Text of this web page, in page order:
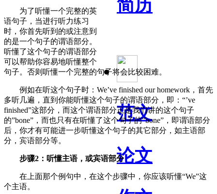
简历
范文
论文
为了听懂一个完整的英
语句子，当进行听力练习
时，你首先听到的或注意到
的是一个句子的谓语部分。
听懂了这个句子的谓语部分
可以帮助你容易地听懂整个
句子。否则听懂一个完整的句子将会比较困难。
例如在听这个句子时：We’ve finished our homework，首先
多听几遍，直到你能听懂这个句子的谓语部分，即：“’ve
finished”这部分，而这个谓语部分正是我们讲的这个句子
的”bone”，而也只有在听懂了这个句子的”bone”，即谓语部分
后，你才有可能进一步听懂这个句子的其它部分，如主语部
分，宾语部分等。
步骤2：听懂主语，或宾语部分
在上面那个例句中，在这个步骤中，你应该听懂“We”这
个主语。